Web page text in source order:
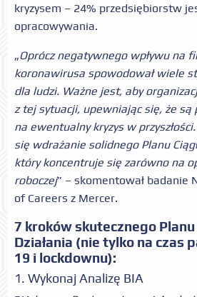
kryzysem – 24% przedsiębiorstw
opracowywania.
„Oprócz negatywnego wpływu na
koronawirusa spowodował wiele
dla ludzi. Ważne jest, aby
z tej sytuacji, upewniając się, że są
na ewentualny kryzys w
się wdrażanie solidnego Planu
który koncentruje się zarówno na
roboczej” – skomentował badanie
of Careers z Mercer.
7 kroków skutecznego Planu
Działania (nie tylko na czas
19 i lockdownu):
1. Wykonaj Analizę BIA